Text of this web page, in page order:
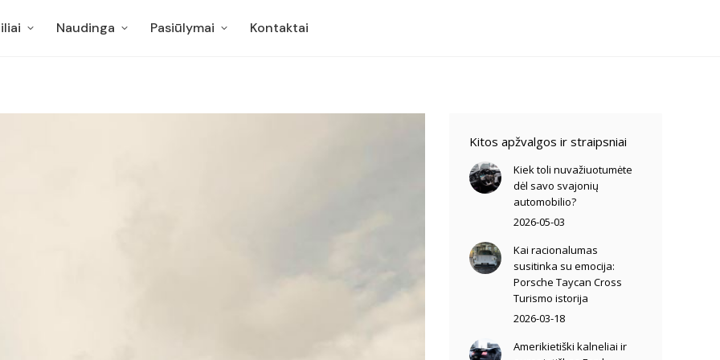
Naudinga Pasiūlymai Kontaktai
Kitos apžvalgos ir straipsniai
Kiek toli nuvažiuotumėte
dėl savo svajonių
automobilio?
2026-05-03
Kai racionalumas
susitinka su emocija:
Porsche Taycan Cross
Turismo istorija
2026-03-18
Amerikietiški kalneliai ir
Naudinga Pasiūlymai Kontaktai